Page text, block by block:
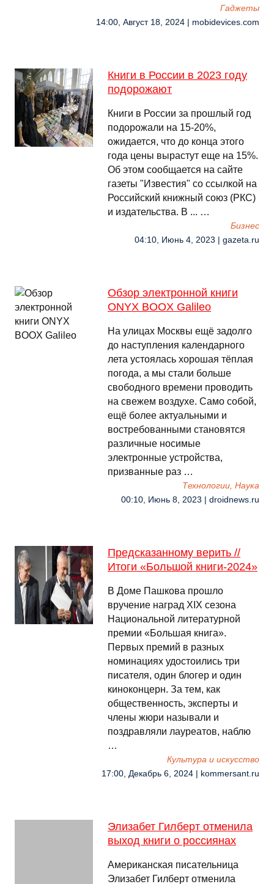
Гаджеты
14:00, Август 18, 2024 | mobidevices.com
Книги в России в 2023 году
подорожают
Книги в России за прошлый год
подорожали на 15-20%,
ожидается, что до конца этого
года цены вырастут еще на 15%.
Об этом сообщается на сайте
газеты "Известия" со ссылкой на
Российский книжный союз (РКС)
и издательства. В ... …
Бизнес
04:10, Июнь 4, 2023 | gazeta.ru
Обзор электронной книги
ONYX BOOX Galileo
На улицах Москвы ещё задолго
до наступления календарного
лета устоялась хорошая тёплая
погода, а мы стали больше
свободного времени проводить
на свежем воздухе. Само собой,
ещё более актуальными и
востребованными становятся
различные носимые
электронные устройства,
призванные раз …
Технологии, Наука
00:10, Июнь 8, 2023 | droidnews.ru
Предсказанному верить //
Итоги «Большой книги-2024»
В Доме Пашкова прошло
вручение наград XIX сезона
Национальной литературной
премии «Большая книга».
Первых премий в разных
номинациях удостоились три
писателя, один блогер и один
киноконцерн. За тем, как
общественность, эксперты и
члены жюри называли и
поздравляли лауреатов, наблю
…
Культура и искусство
17:00, Декабрь 6, 2024 | kommersant.ru
Элизабет Гилберт отменила
выход книги о россиянах
Американская писательница
Элизабет Гилберт отменила